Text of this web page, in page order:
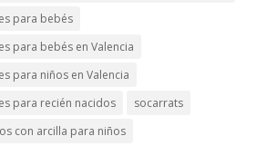
para bebés
para bebés en Valencia
para niños en Valencia
para recién nacidos
socarrats
con arcilla para niños